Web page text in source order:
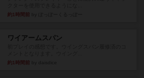
約1時間前
ワイアームスパン
約1時間前